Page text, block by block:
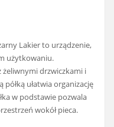
Lakier to urządzenie,
użytkowaniu.
żeliwnymi drzwiczkami i
ułatwia organizację
w podstawie pozwala
wokół pieca.